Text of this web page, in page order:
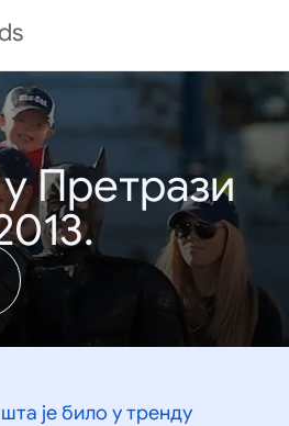
Претрази
је било у тренду